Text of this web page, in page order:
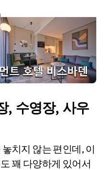
, 수영장, 사우
치지 않는 편인데, 이
꽤 다양하게 있어서